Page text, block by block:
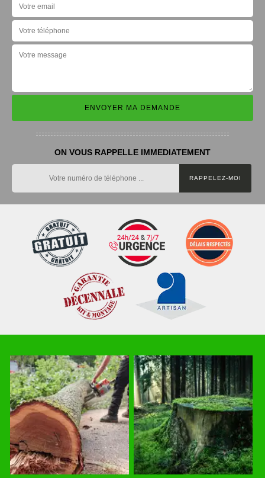
ON VOUS RAPPELLE IMMEDIATEMENT